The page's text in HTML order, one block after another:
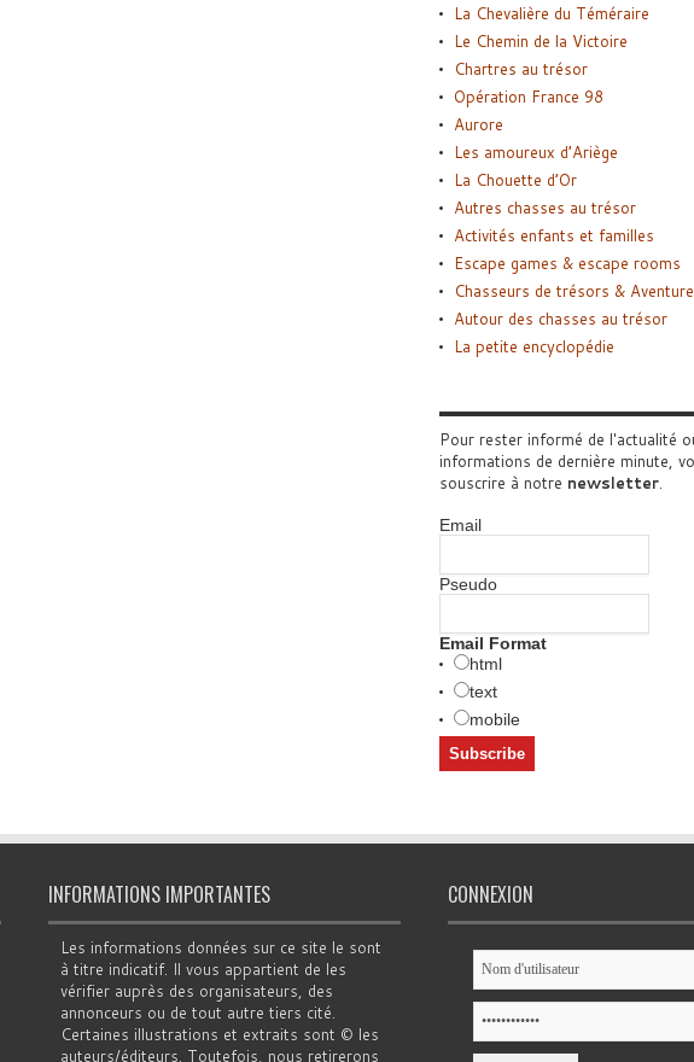
La Chevalière du Téméraire
Le Chemin de la Victoire
Chartres au trésor
Opération France 98
Aurore
Les amoureux d’Ariège
La Chouette d’Or
Autres chasses au trésor
Activités enfants et familles
Escape games & escape rooms
Chasseurs de trésors & Aventure
Autour des chasses au trésor
La petite encyclopédie
Pour rester informé de l'actualité
informations de dernière minute,
souscrire à notre newsletter.
Email
Pseudo
Email Format
html
text
mobile
INFORMATIONS IMPORTANTES
Les informations données sur ce site le sont
à titre indicatif. Il vous appartient de les
vérifier auprès des organisateurs, des
annonceurs ou de tout autre tiers cité.
Certaines illustrations et extraits sont © les
auteurs/éditeurs. Toutefois, nous retirerons
CONNEXION